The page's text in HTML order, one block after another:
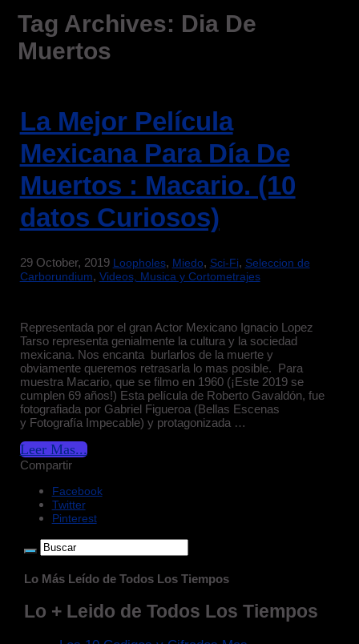
Tag Archives: Dia De
Muertos
La Mejor Película
Mexicana Para Día De
Muertos : Macario. (10
datos Curiosos)
29 October, 2019 Loopholes, Miedo, Sci-Fi, Seleccion de
Carborundium, Videos, Musica y Cortometrajes
Representada por el gran Actor Mexicano Ignacio Lopez
Tarso representa genialmente la cultura y la sociedad
mexicana. Nos encanta burlarlos de la muerte y
obviamente queremos retrasarla lo mas posible. Para
muestra Macario, que se filmo en 1960 (¡Este 2019 se
cumplen 69 años!) Esta película de Roberto Gavaldón, fue
fotografiada por Gabriel Figueroa (Bellas Escenas
y Fotografía Impecable) y protagonizada …
Leer Mas...
Compartir
Facebook
Twitter
Pinterest
Lo Más Leído de Todos Los Tiempos
Lo + Leido de Todos Los Tiempos